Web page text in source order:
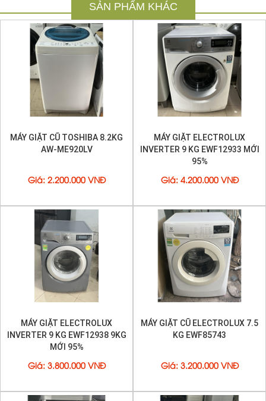
SẢN PHẨM KHÁC
MÁY GIẶT CŨ TOSHIBA 8.2KG
AW-ME920LV
Giá: 2.200.000 VNĐ
MÁY GIẶT ELECTROLUX
INVERTER 9 KG EWF12933 MỚI
95%
Giá: 4.200.000 VNĐ
MÁY GIẶT ELECTROLUX
INVERTER 9 KG EWF12938 9KG
MỚI 95%
Giá : 3.800.000 VNĐ
MÁY GIẶT CŨ ELECTROLUX 7.5
KG EWF85743
Giá : 3.200.000 VNĐ